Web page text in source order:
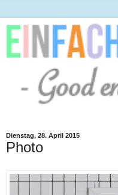
Dienstag, 28. April 2015
Photo